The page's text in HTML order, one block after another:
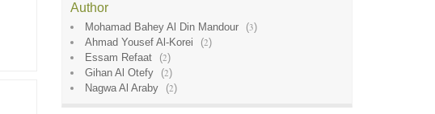
Author
Mohamad Bahey Al Din Mandour (3)
Ahmad Yousef Al-Korei
(2)
Essam Refaat
(2)
Gihan Al Otefy
(2)
Nagwa Al Araby
(2)